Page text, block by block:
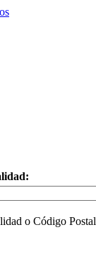
o Código Postal